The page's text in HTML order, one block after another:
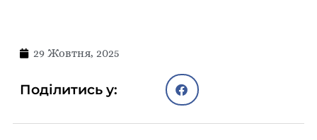
29 Жовтня, 2025
Поділитись у: